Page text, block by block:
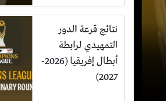
نتائج قرعة الدور
التمهيدي لرابطة
أبطال إفريقيا (2026-
2027)